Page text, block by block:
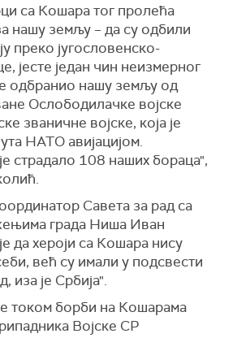
са Кошара тог пролећа
нашу земљу – да су одбили
преко југословенско-
јесте један чин неизмерног
одбранио нашу земљу од
Ослободилачке војске
званичне војске, која је
НАТО авијацијом.
страдало 108 наших бораца",
Савета за рад са
града Ниша Иван
да хероји са Кошара нису
већ су имали у подсвести
иза је Србија".
током борби на Кошарама
Војске СР